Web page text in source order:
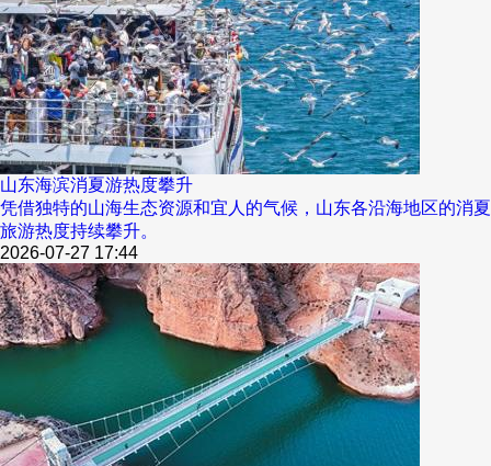
山东海滨消夏游热度攀升
凭借独特的山海生态资源和宜人的气候，山东各沿海地区的消夏
旅游热度持续攀升。
2026-07-27 17:44